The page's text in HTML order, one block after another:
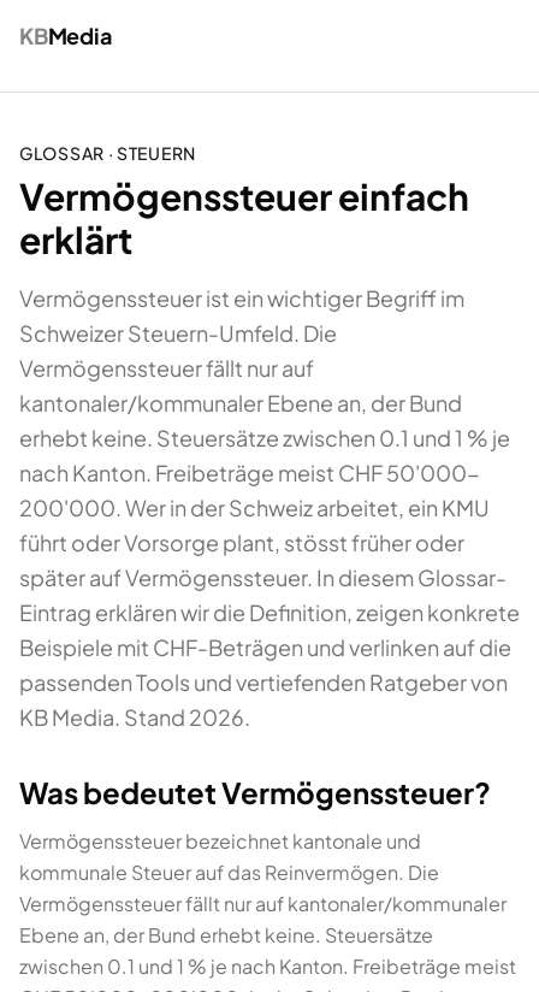
KBMedia
GLOSSAR · STEUERN
Vermögenssteuer einfach
erklärt
Vermögenssteuer ist ein wichtiger Begriff im
Schweizer Steuern-Umfeld. Die
Vermögenssteuer fällt nur auf
kantonaler/kommunaler Ebene an, der Bund
erhebt keine. Steuersätze zwischen 0.1 und 1 % je
nach Kanton. Freibeträge meist CHF 50'000-
200'000. Wer in der Schweiz arbeitet, ein KMU
führt oder Vorsorge plant, stösst früher oder
später auf Vermögenssteuer. In diesem Glossar-
Eintrag erklären wir die Definition, zeigen konkrete
Beispiele mit CHF-Beträgen und verlinken auf die
passenden Tools und vertiefenden Ratgeber von
KB Media. Stand 2026.
Was bedeutet Vermögenssteuer?
Vermögenssteuer bezeichnet kantonale und
kommunale Steuer auf das Reinvermögen. Die
Vermögenssteuer fällt nur auf kantonaler/kommunaler
Ebene an, der Bund erhebt keine. Steuersätze
zwischen 0.1 und 1 % je nach Kanton. Freibeträge meist